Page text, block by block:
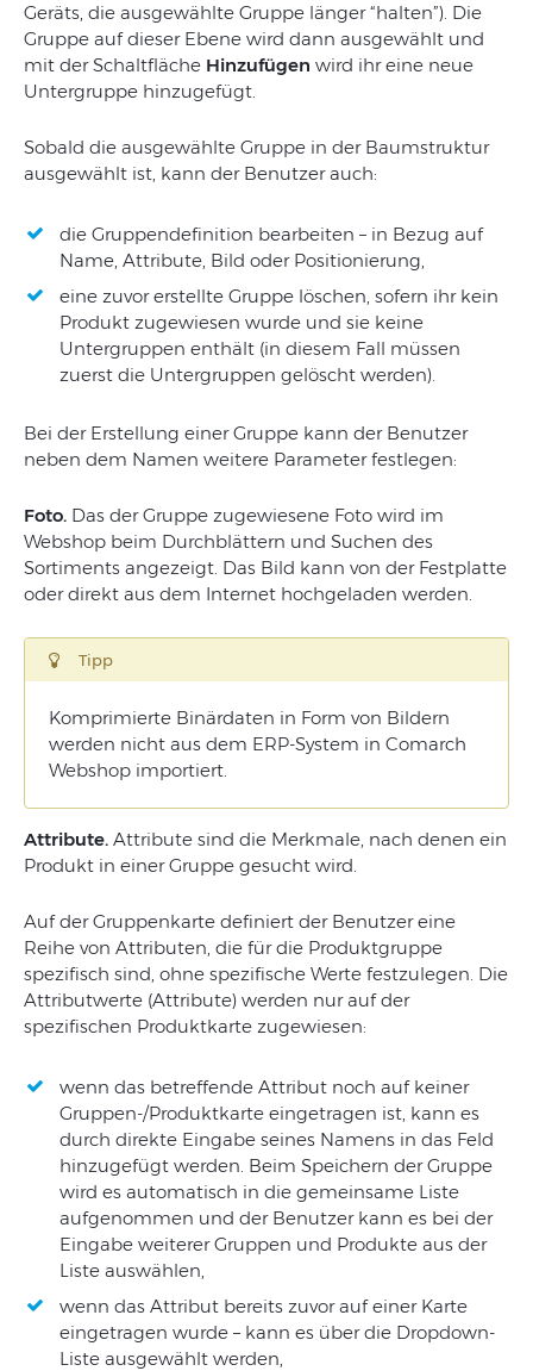
Geräts, die ausgewählte Gruppe länger “halten”). Die
Gruppe auf dieser Ebene wird dann ausgewählt und
mit der Schaltfläche Hinzufügen wird ihr eine neue
Untergruppe hinzugefügt.
Sobald die ausgewählte Gruppe in der Baumstruktur
ausgewählt ist, kann der Benutzer auch:
die Gruppendefinition bearbeiten – in Bezug auf
Name, Attribute, Bild oder Positionierung,
eine zuvor erstellte Gruppe löschen, sofern ihr kein
Produkt zugewiesen wurde und sie keine
Untergruppen enthält (in diesem Fall müssen
zuerst die Untergruppen gelöscht werden).
Bei der Erstellung einer Gruppe kann der Benutzer
neben dem Namen weitere Parameter festlegen:
Foto. Das der Gruppe zugewiesene Foto wird im
Webshop beim Durchblättern und Suchen des
Sortiments angezeigt. Das Bild kann von der Festplatte
oder direkt aus dem Internet hochgeladen werden.
Tipp
Komprimierte Binärdaten in Form von Bildern
werden nicht aus dem ERP-System in Comarch
Webshop importiert.
Attribute. Attribute sind die Merkmale, nach denen ein
Produkt in einer Gruppe gesucht wird.
Auf der Gruppenkarte definiert der Benutzer eine
Reihe von Attributen, die für die Produktgruppe
spezifisch sind, ohne spezifische Werte festzulegen. Die
Attributwerte (Attribute) werden nur auf der
spezifischen Produktkarte zugewiesen:
wenn das betreffende Attribut noch auf keiner
Gruppen-/Produktkarte eingetragen ist, kann es
durch direkte Eingabe seines Namens in das Feld
hinzugefügt werden. Beim Speichern der Gruppe
wird es automatisch in die gemeinsame Liste
aufgenommen und der Benutzer kann es bei der
Eingabe weiterer Gruppen und Produkte aus der
Liste auswählen,
wenn das Attribut bereits zuvor auf einer Karte
eingetragen wurde – kann es über die Dropdown-
Liste ausgewählt werden,